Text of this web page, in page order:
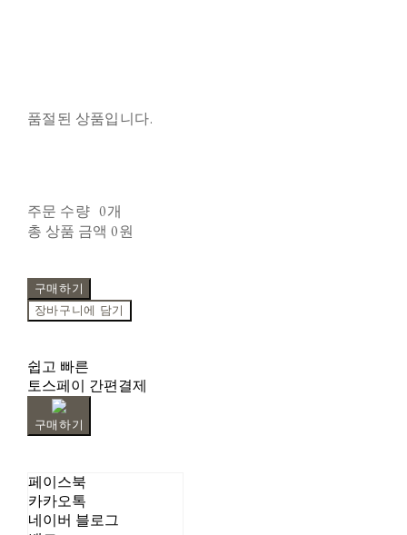
품절된 상품입니다.
주문 수량 0개
총 상품 금액 0원
구매하기
장바구니에 담기
쉽고 빠른
토스페이 간편결제
구매하기
페이스북
카카오톡
네이버 블로그